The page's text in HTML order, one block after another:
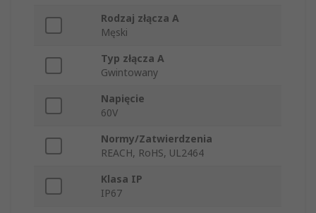
Rodzaj złącza A
Męski
Typ złącza A
Gwintowany
Napięcie
60V
Normy/Zatwierdzenia
REACH, RoHS, UL2464
Klasa IP
IP67